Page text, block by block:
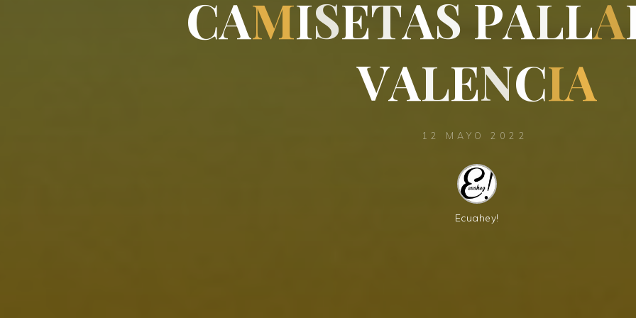
CAMISETAS PALL
LA
VALEN N
CIA
12 MAYO 2022
Ecuahey!